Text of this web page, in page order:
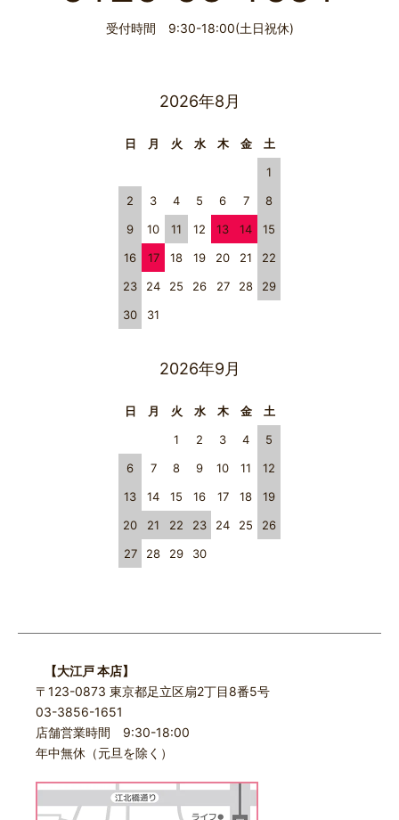
受付時間 9:30-18:00(土日祝休)
2026年8月
日 月 火 水 木 金
土
1
2
3 4 5 6 7
8
9
10 11 12 13 14
15
16
17 18 19 20 21
22
23
24 25 26 27 28
29
30
31
2026年9月
日 月 火 水 木 金
土
1
2 3 4
5
6
7 8 9 10 11
12
13
14 15 16 17 18
19
20
21 22 23 24 25
26
27
28 29 30
【大江戸 本店】
〒123-0873 東京都足立区扇2丁目8番5号
03-3856-1651
店舗営業時間 9:30-18:00
年中無休（元旦を除く）